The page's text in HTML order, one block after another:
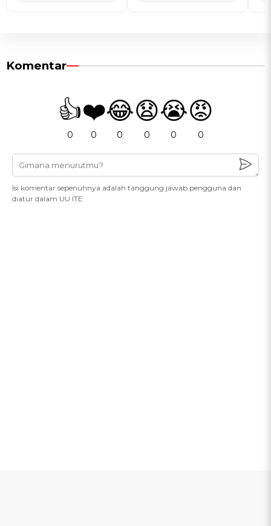
Komentar
👍
0
❤️
0
😂
0
😧
0
😭
0
😡
0
Isi komentar sepenuhnya adalah tanggung jawab pengguna dan
diatur dalam UU ITE